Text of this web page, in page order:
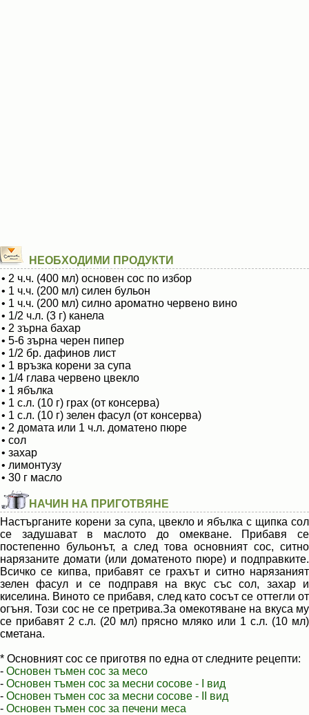
НЕОБХОДИМИ ПРОДУКТИ
• 2 ч.ч. (400 мл) основен сос по избор
• 1 ч.ч. (200 мл) силен бульон
• 1 ч.ч. (200 мл) силно ароматно червено вино
• 1/2 ч.л. (3 г) канела
• 2 зърна бахар
• 5-6 зърна черен пипер
• 1/2 бр. дафинов лист
• 1 връзка корени за супа
• 1/4 глава червено цвекло
• 1 ябълка
• 1 с.л. (10 г) грах (от консерва)
• 1 с.л. (10 г) зелен фасул (от консерва)
• 2 домата или 1 ч.л. доматено пюре
• сол
• захар
• лимонтузу
• 30 г масло
НАЧИН НА ПРИГОТВЯНЕ
Настърганите корени за супа, цвекло и ябълка с щипка сол
се задушават в маслото до омекване. Прибавя се
постепенно бульонът, а след това основният сос, ситно
нарязаните домати (или доматеното пюре) и подправките.
Всичко се кипва, прибавят се грахът и ситно нарязаният
зелен фасул и се подправя на вкус със сол, захар и
киселина. Виното се прибавя, след като сосът се оттегли от
огъня. Този сос не се претрива.За омекотяване на вкуса му
се прибавят 2 с.л. (20 мл) прясно мляко или 1 с.л. (10 мл)
сметана.
* Основният сос се приготвя по една от следните рецепти:
- Основен тъмен сос за месо
- Основен тъмен сос за месни сосове - I вид
- Основен тъмен сос за месни сосове - II вид
- Основен тъмен сос за печени меса